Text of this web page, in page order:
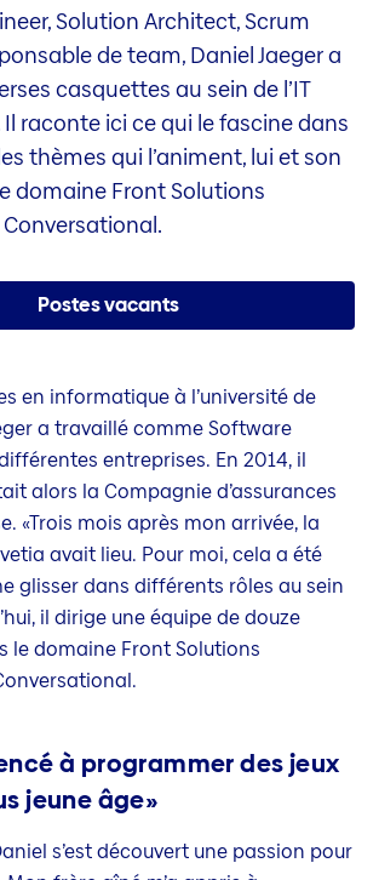
Solution Architect, Scrum
de team, Daniel Jaeger a
casquettes au sein de l’IT
raconte ici ce qui le fascine dans
thèmes qui l’animent, lui et son
domaine Front Solutions
Postes vacants
en informatique à l’université de
a travaillé comme Software
entreprises. En 2014, il
alors la Compagnie d’assurances
«Trois mois après mon arrivée, la
avait lieu. Pour moi, cela a été
glisser dans différents rôles au sein
il dirige une équipe de douze
le domaine Front Solutions
à programmer des jeux
jeune âge»
s’est découvert une passion pour